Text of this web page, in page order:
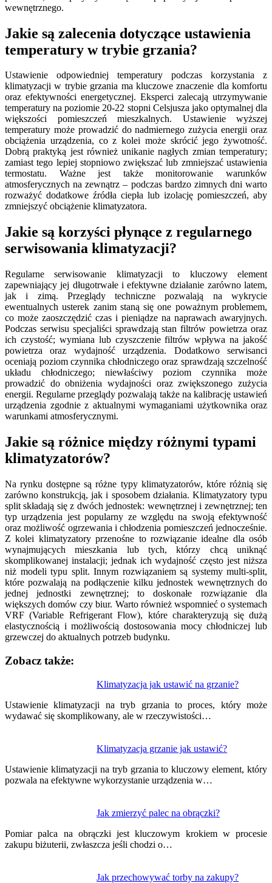
wewnętrznego.
Jakie są zalecenia dotyczące ustawienia
temperatury w trybie grzania?
Ustawienie odpowiedniej temperatury podczas korzystania z
klimatyzacji w trybie grzania ma kluczowe znaczenie dla komfortu
oraz efektywności energetycznej. Eksperci zalecają utrzymywanie
temperatury na poziomie 20-22 stopni Celsjusza jako optymalnej dla
większości pomieszczeń mieszkalnych. Ustawienie wyższej
temperatury może prowadzić do nadmiernego zużycia energii oraz
obciążenia urządzenia, co z kolei może skrócić jego żywotność.
Dobrą praktyką jest również unikanie nagłych zmian temperatury;
zamiast tego lepiej stopniowo zwiększać lub zmniejszać ustawienia
termostatu. Ważne jest także monitorowanie warunków
atmosferycznych na zewnątrz – podczas bardzo zimnych dni warto
rozważyć dodatkowe źródła ciepła lub izolację pomieszczeń, aby
zmniejszyć obciążenie klimatyzatora.
Jakie są korzyści płynące z regularnego
serwisowania klimatyzacji?
Regularne serwisowanie klimatyzacji to kluczowy element
zapewniający jej długotrwałe i efektywne działanie zarówno latem,
jak i zimą. Przeglądy techniczne pozwalają na wykrycie
ewentualnych usterek zanim staną się one poważnym problemem,
co może zaoszczędzić czas i pieniądze na naprawach awaryjnych.
Podczas serwisu specjaliści sprawdzają stan filtrów powietrza oraz
ich czystość; wymiana lub czyszczenie filtrów wpływa na jakość
powietrza oraz wydajność urządzenia. Dodatkowo serwisanci
oceniają poziom czynnika chłodniczego oraz sprawdzają szczelność
układu chłodniczego; niewłaściwy poziom czynnika może
prowadzić do obniżenia wydajności oraz zwiększonego zużycia
energii. Regularne przeglądy pozwalają także na kalibrację ustawień
urządzenia zgodnie z aktualnymi wymaganiami użytkownika oraz
warunkami atmosferycznymi.
Jakie są różnice między różnymi typami
klimatyzatorów?
Na rynku dostępne są różne typy klimatyzatorów, które różnią się
zarówno konstrukcją, jak i sposobem działania. Klimatyzatory typu
split składają się z dwóch jednostek: wewnętrznej i zewnętrznej; ten
typ urządzenia jest popularny ze względu na swoją efektywność
oraz możliwość ogrzewania i chłodzenia pomieszczeń jednocześnie.
Z kolei klimatyzatory przenośne to rozwiązanie idealne dla osób
wynajmujących mieszkania lub tych, którzy chcą uniknąć
skomplikowanej instalacji; jednak ich wydajność często jest niższa
niż modeli typu split. Innym rozwiązaniem są systemy multi-split,
które pozwalają na podłączenie kilku jednostek wewnętrznych do
jednej jednostki zewnętrznej; to doskonałe rozwiązanie dla
większych domów czy biur. Warto również wspomnieć o systemach
VRF (Variable Refrigerant Flow), które charakteryzują się dużą
elastycznością i możliwością dostosowania mocy chłodniczej lub
grzewczej do aktualnych potrzeb budynku.
Zobacz także:
Klimatyzacja jak ustawić na grzanie?
Ustawienie klimatyzacji na tryb grzania to proces, który może
wydawać się skomplikowany, ale w rzeczywistości…
Klimatyzacja grzanie jak ustawić?
Ustawienie klimatyzacji na tryb grzania to kluczowy element, który
pozwala na efektywne wykorzystanie urządzenia w…
Jak zmierzyć palec na obrączki?
Pomiar palca na obrączki jest kluczowym krokiem w procesie
zakupu biżuterii, zwłaszcza jeśli chodzi o…
Jak przechowywać torby na zakupy?
wpisu